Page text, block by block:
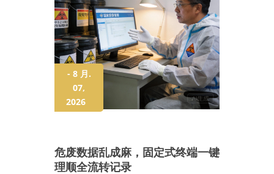
- 8 月.
07,
2026
危废数据乱成麻，固定式终端一键
理顺全流转记录